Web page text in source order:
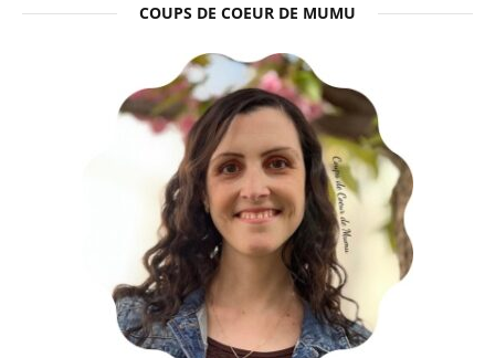
COUPS DE COEUR DE MUMU